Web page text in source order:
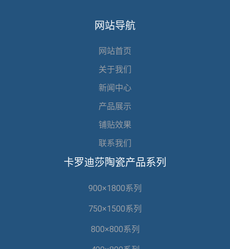
网站导航
网站首页
关于我们
新闻中心
产品展示
铺贴效果
联系我们
卡罗迪莎陶瓷产品系列
900×1800系列
750×1500系列
800×800系列